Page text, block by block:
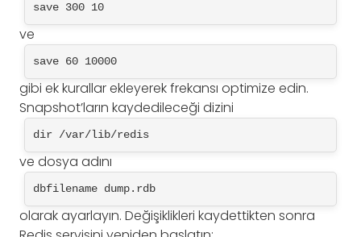
save 300 10
ve
save 60 10000
gibi ek kurallar ekleyerek frekansı optimize edin.
Snapshot’ların kaydedileceği dizini
dir /var/lib/redis
ve dosya adını
dbfilename dump.rdb
olarak ayarlayın. Değişiklikleri kaydettikten sonra